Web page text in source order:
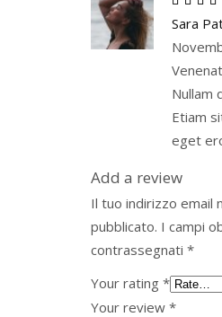
out
of 5
Sara
Nullam
Etiam
eget
Add a review
Il tuo indirizzo email
pubblicato. I campi
contrassegnati *
Your rating *
Your review *